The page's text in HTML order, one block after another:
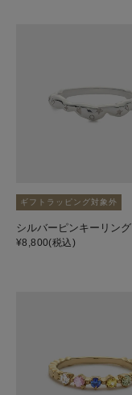
ギフトラッピング対象外
シルバーピンキーリング
¥8,800(税込)